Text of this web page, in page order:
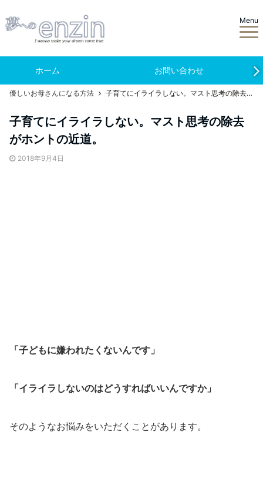
Menu
ホーム お問い合わせ
優しいお母さんになる方法 子育てにイライラしない。マスト思考の除去がホントの近道。
子育てにイライラしない。マスト思考の除去
がホントの近道。
2018年9月4日
「子どもに嫌われたくないんです」
「イライラしないのはどうすればいいんですか」
そのようなお悩みをいただくことがあります。